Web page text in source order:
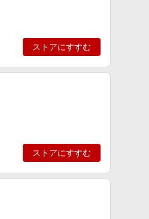
ストアにすすむ
ストアにすすむ